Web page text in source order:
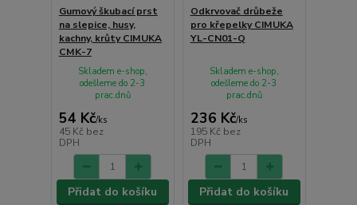
Gumový škubací prst
na slepice, husy,
kachny, krůty CIMUKA
CMK-7
54 Kč/ks
45 Kč bez
DPH
Skladem e-shop,
odešleme do 2-3
prac.dnů
Přidat do košíku
Odkrvovač drůbeže
pro křepelky CIMUKA
YL-CN01-Q
236 Kč/ks
195 Kč bez
DPH
Skladem e-shop,
odešleme do 2-3
prac.dnů
Přidat do košíku